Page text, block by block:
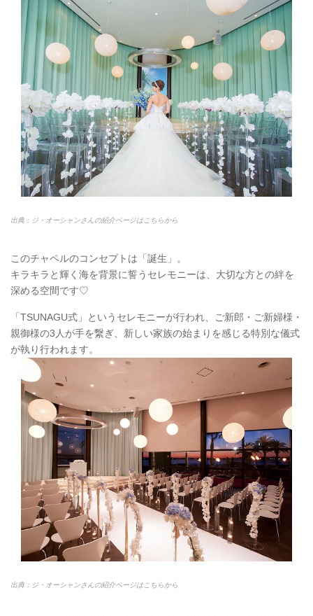
出典：ジ・オーシャンさんの紹介ページはこちらから
このチャペルのコンセプトは「誕生」。
キラキラと輝く海を背景に誓うセレモニーは、大切な方との絆を
深める空間です♡
「TSUNAGU式」というセレモニーが行われ、ご新郎・ご新婦様・
親御様の3人が手を繋ぎ、新しい家族の始まりを感じる特別な儀式
が執り行われます。
出典：ジ・オーシャンさんの紹介ページはこちらから